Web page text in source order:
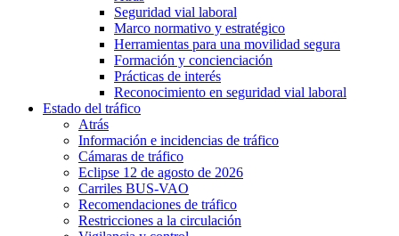
Seguridad vial laboral
Marco normativo y estratégico
Herramientas para una movilidad segura
Formación y concienciación
Prácticas de interés
Reconocimiento en seguridad vial laboral
Estado del tráfico
Atrás
Información e incidencias de tráfico
Cámaras de tráfico
Eclipse 12 de agosto de 2026
Carriles BUS-VAO
Recomendaciones de tráfico
Restricciones a la circulación